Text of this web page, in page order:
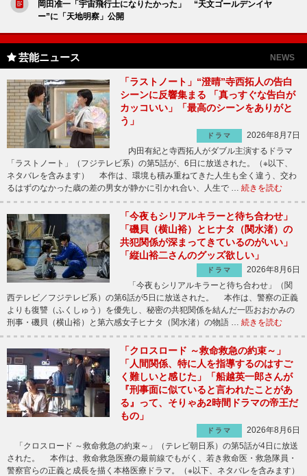
岡田准一「宇宙飛行士になりたかった」 “天文ゴールデンイヤ
ー”に「天地明察」公開
芸能ニュース NEWS
「ラストノート」“澄晴”寺西拓人の告白
シーンに反響集まる 「真っすぐな告白が
カッコいい」「最高のシーンをありがと
う」
ドラマ
2026年8月7日
内田有紀と寺西拓人がダブル主演するドラマ
「ラストノート」（フジテレビ系）の第5話が、6日に放送された。（※以下、
ネタバレを含みます） 本作は、環境も積み重ねてきた人生も全く違う、交わ
るはずのなかった歳の差の男女が静かに引かれ合い、人生で … 続きを読む
「今夜もシリアルキラーと待ち合わせ」
「磯貝（横山裕）とヒナタ（関水渚）の
共犯関係が深まってきているのがいい」
「縦山裕二さんのグッズ欲しい」
ドラマ
2026年8月6日
「今夜もシリアルキラーと待ち合わせ」（関
西テレビ／フジテレビ系）の第6話が5日に放送された。 本作は、警察の正義
よりも復讐（ふくしゅう）を優先し、秘密の共犯関係を結んだ一匹おおかみの
刑事・磯貝（横山裕）と第六感女子ヒナタ（関水渚）の物語 … 続きを読む
「クロスロード ～救命救急の約束～」
「人間関係、特に人を指導するのはすご
く難しいと感じた」「船越英一郎さんが
『刑事面に似ていると言われたことがあ
る』って、そりゃあ2時間ドラマの帝王だ
もの」
ドラマ
2026年8月6日
「クロスロード ～救命救急の約束～」（テレビ朝日系）の第5話が4日に放送
された。 本作は、救命救急医療の最前線でもがく、若き救命医・救急隊員・
警察官らの正義と成長を描く本格医療ドラマ。（※以下、ネタバレを含みます）